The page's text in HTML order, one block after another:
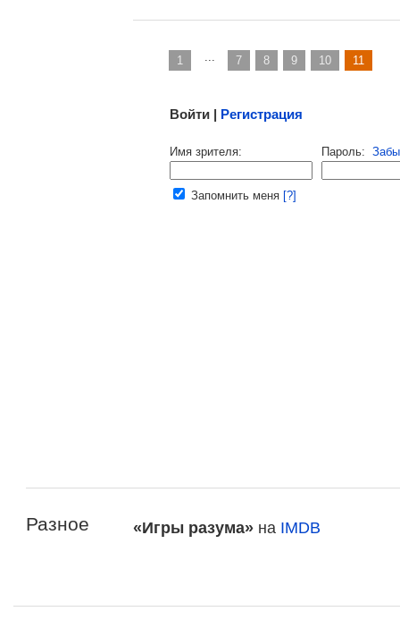
1 ... 7 8 9 10 11
Малосодержательные и грубые отзывы нещадно
Войти | Регистрация
Имя зрителя: Пароль:
Запомнить меня [?]
Разное «Игры разума» на IMDB